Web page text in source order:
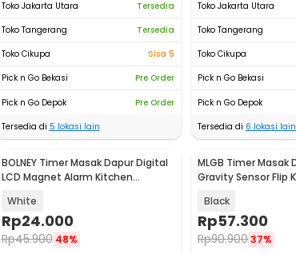
Toko Jakarta Utara
Tersedia
Toko Tangerang
Tersedia
Toko Cikupa
Sisa 5
Pick n Go Bekasi
Pre Order
Pick n Go Depok
Pre Order
Tersedia di 5 lokasi lain
Toko Jakarta Utara
Toko Tangerang
Toko Cikupa
Pick n Go Bekasi
Pick n Go Depok
Tersedia di 6 lokasi lain
BOLNEY Timer Masak Dapur Digital
LCD Magnet Alarm Kitchen
White
Rp24.000
Rp45.900 48%
MLGB Timer Masak
Gravity Sensor Flip
Black
Rp57.300
Rp90.90037%